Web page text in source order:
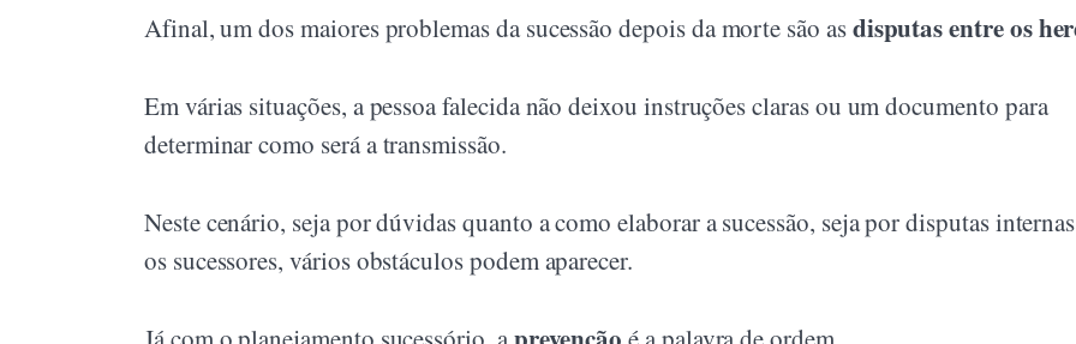
Afinal, um dos maiores problemas da sucessão depois da morte são asdisputas entre os
Em várias situações, a pessoa falecida não deixou instruções claras ou um documento para
determinar como será a transmissão.
Neste cenário, seja por dúvidas quanto a como elaborar a sucessão, seja por disputas
os sucessores, vários obstáculos podem aparecer.